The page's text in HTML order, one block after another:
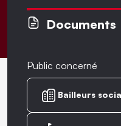
Documents
Public concerné
Bailleurs